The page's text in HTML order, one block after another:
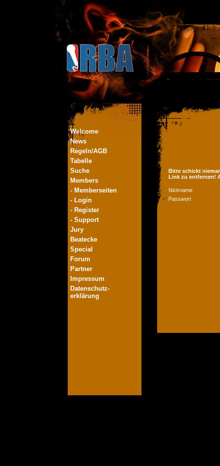
Welcome
News
Regeln/AGB
Tabelle
Suche
Members
- Memberseiten
- Login
- Register
- Support
Jury
Beatecke
Special
Forum
Partner
Impressum
Datenschutz-
erklärung
Bitte schickt
Link zu entfernen!
Nickname
Passwort